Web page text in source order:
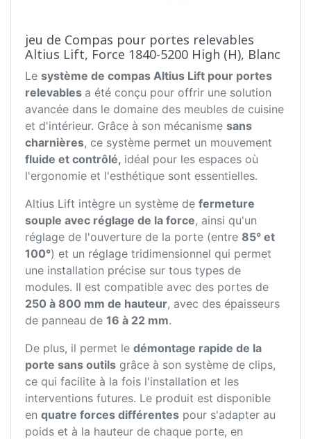
jeu de Compas pour portes relevables
Altius Lift, Force 1840-5200 High (H), Blanc
Le système de compas Altius Lift pour portes
relevables a été conçu pour offrir une solution
avancée dans le domaine des meubles de cuisine
et d'intérieur. Grâce à son mécanisme sans
charnières, ce système permet un mouvement
fluide et contrôlé, idéal pour les espaces où
l'ergonomie et l'esthétique sont essentielles.
Altius Lift intègre un système de fermeture
souple avec réglage de la force, ainsi qu'un
réglage de l'ouverture de la porte (entre 85° et
100°) et un réglage tridimensionnel qui permet
une installation précise sur tous types de
modules. Il est compatible avec des portes de
250 à 800 mm de hauteur, avec des épaisseurs
de panneau de 16 à 22 mm.
De plus, il permet le démontage rapide de la
porte sans outils grâce à son système de clips,
ce qui facilite à la fois l'installation et les
interventions futures. Le produit est disponible
en quatre forces différentes pour s'adapter au
poids et à la hauteur de chaque porte, en